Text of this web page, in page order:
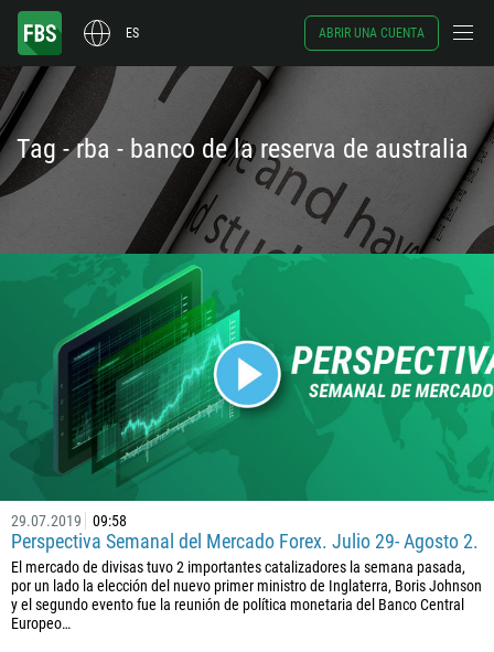
ES ABRIR UNA CUENTA
Tag - rba - banco de la reserva de australia
29.07.2019 09:58
Perspectiva Semanal del Mercado Forex. Julio 29- Agosto 2.
El mercado de divisas tuvo 2 importantes catalizadores la semana pasada,
por un lado la elección del nuevo primer ministro de Inglaterra, Boris Johnson
y el segundo evento fue la reunión de política monetaria del Banco Central
Europeo…